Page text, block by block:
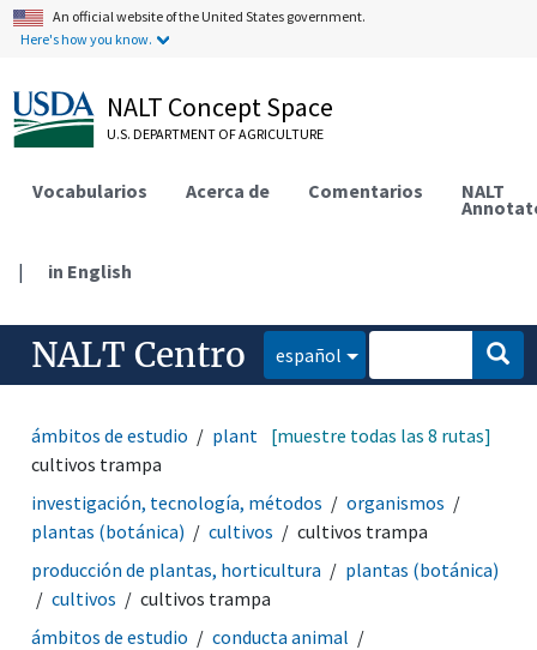
An official website of the United States government.
Here's how you know.
NALT Concept Space
U.S. DEPARTMENT OF AGRICULTURE
Vocabularios Acerca de Comentarios NALT
| in English
NALT Centro español
ámbitos de estudio plantas (botánica)
cultivos
cultivos trampa
[muestre todas las 8 rutas]
investigación, tecnología, métodos
organismos
plantas (botánica)
cultivos
cultivos trampa
producción de plantas, horticultura
plantas (botánica)
cultivos
cultivos trampa
ámbitos de estudio
conducta animal